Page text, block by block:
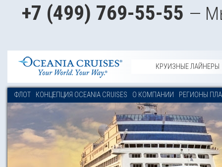
+7 (499) 769-55-55 —
КРУИЗНЫЕ ЛАЙНЕРЫ
ФЛОТ КОНЦЕПЦИЯ OCEANIA CRUISES О КОМПАНИИ РЕГИОНЫ